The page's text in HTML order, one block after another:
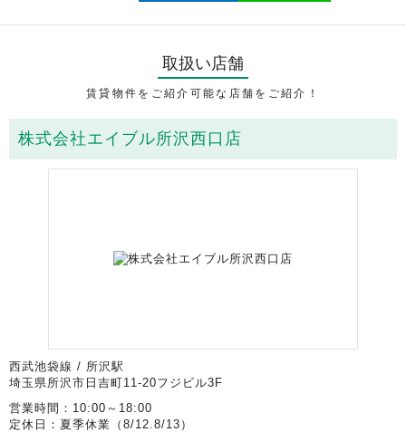
取扱い店舗
賃貸物件をご紹介可能な店舗をご紹介！
株式会社エイブル所沢西口店
西武池袋線 / 所沢駅
埼玉県所沢市日吉町11-20フジビル3F
営業時間：10:00～18:00
定休日：夏季休業（8/12.8/13）